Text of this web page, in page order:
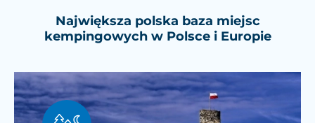
Największa polska baza miejsc
kempingowych w Polsce i Europie